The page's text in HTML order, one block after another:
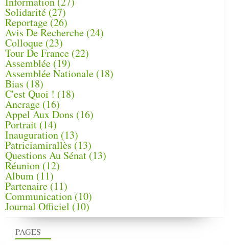
PAGES
Solidarité (27)
Reportage(26)
Avis De Recherche (24)
Colloque (23)
Tour De France (22)
Assemblée (19)
Assemblée Nationale (18)
Bias (18)
C'est Quoi ! (18)
Ancrage (16)
Appel Aux Dons (16)
Portrait (14)
Inauguration (13)
Patriciamirallès (13)
Questions Au Sénat(13)
Réunion (12)
Album (11)
Partenaire(11)
Communication (10)
Journal Officiel (10)